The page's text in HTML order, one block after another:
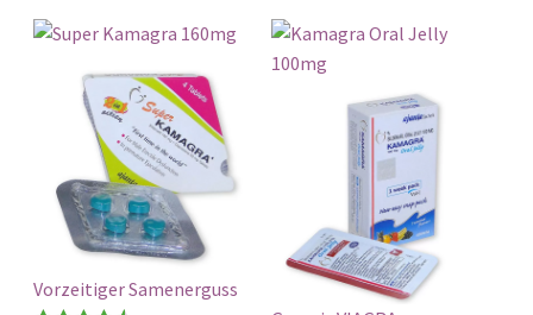
Vorzeitiger Samenerguss